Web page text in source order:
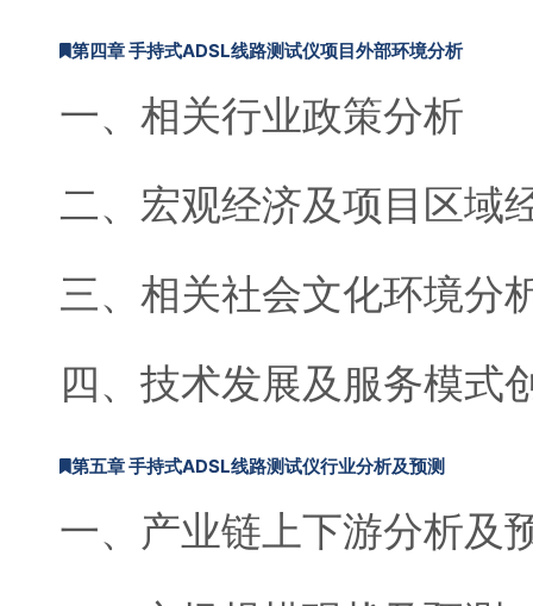
第四章 手持式ADSL线路测试仪项目外部环境分析
一、相关行业政策分析
二、宏观经济及项目区域
三、相关社会文化环境分
四、技术发展及服务模式
第五章 手持式ADSL线路测试仪行业分析及预测
一、产业链上下游分析及